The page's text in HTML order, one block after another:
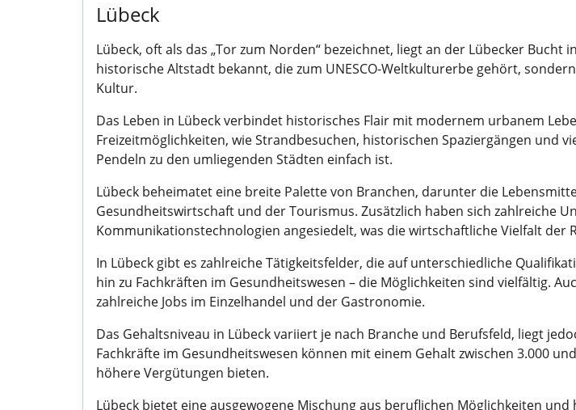
Lübeck
Lübeck, oft als das „Tor zum Norden“ bezeichnet, liegt an der Lübecker
historische Altstadt bekannt, die zum UNESCO-Weltkulturerbe gehört,
Kultur.
Das Leben in Lübeck verbindet historisches Flair mit modernem urbanem
Freizeitmöglichkeiten, wie Strandbesuchen, historischen Spaziergängen und
Pendeln zu den umliegenden Städten einfach ist.
Lübeck beheimatet eine breite Palette von Branchen, darunter die
Gesundheitswirtschaft und der Tourismus. Zusätzlich haben sich zahlreiche
Kommunikationstechnologien angesiedelt, was die wirtschaftliche Vielfalt der
In Lübeck gibt es zahlreiche Tätigkeitsfelder, die auf unterschiedliche
hin zu Fachkräften im Gesundheitswesen – die Möglichkeiten sind vielfältig.
zahlreiche Jobs im Einzelhandel und der Gastronomie.
Das Gehaltsniveau in Lübeck variiert je nach Branche und Berufsfeld, liegt
Fachkräfte im Gesundheitswesen können mit einem Gehalt zwischen 3.000
höhere Vergütungen bieten.
Lübeck bietet eine ausgewogene Mischung aus beruflichen Möglichkeiten